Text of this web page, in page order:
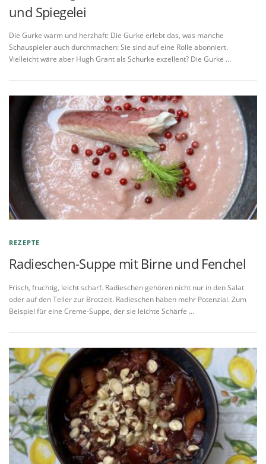
und Spiegelei
Die Gurke warm und herzhaft: Die Gurke erlebt das, was manche
Schauspieler auch durchmachen: Sie sind auf eine Rolle abonniert.
Vielleicht wäre aber Hugh Grant als Schurke exzellent? Die Gurke …
REZEPTE
Radieschen-Suppe mit Birne und Fenchel
Frisch, fruchtig, leicht scharf. Radieschen gehören nicht nur in den Salat
oder auf den Teller zur Brotzeit. Radieschen haben mehr Potenzial. Zum
Beispiel für eine Creme-Suppe, der sie leichte Schärfe …